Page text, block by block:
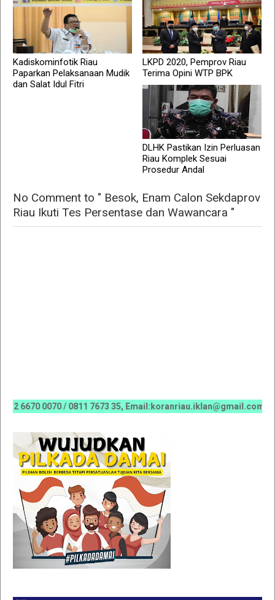
Kadiskominfotik Riau
Paparkan Pelaksanaan Mudik
dan Salat Idul Fitri
LKPD 2020, Pemprov Riau
Terima Opini WTP BPK
DLHK Pastikan Izin Perluasan
Riau Komplek Sesuai
Prosedur Andal
No Comment to " Besok, Enam Calon Sekdaprov
Riau Ikuti Tes Persentase dan Wawancara "
6670 0070 / 0811 7673 35, Email:koranriau.iklan@gmail.com